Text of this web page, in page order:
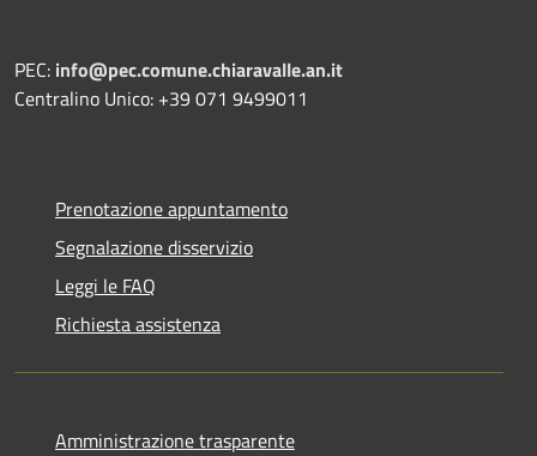
PEC: info@pec.comune.chiaravalle.an.it
Centralino Unico: +39 071 9499011
Prenotazione appuntamento
Segnalazione disservizio
Leggi le FAQ
Richiesta assistenza
Amministrazione trasparente